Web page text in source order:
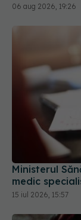
06 aug 2026, 19:26
Ministerul
medic
15 iul 2026, 15:57